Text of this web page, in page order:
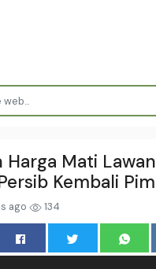
Harga Mati
Kembali
ago 134